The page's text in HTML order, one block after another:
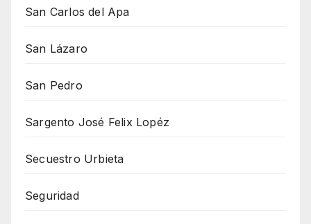
San Carlos del Apa
San Lázaro
San Pedro
Sargento José Felix Lopéz
Secuestro Urbieta
Seguridad